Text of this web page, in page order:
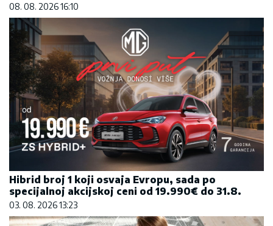
08. 08. 2026 16:10
Hibrid broj 1 koji osvaja Evropu, sada po
specijalnoj akcijskoj ceni od 19.990€ do 31.8.
03. 08. 2026 13:23